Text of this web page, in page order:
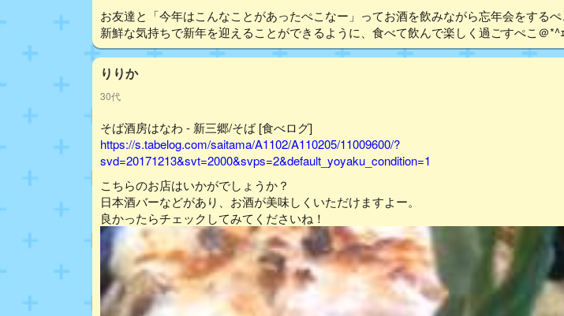
お友達と「今年はこんなことがあったぺこなー」ってお酒を飲みながら忘年会をするぺ
新鮮な気持ちで新年を迎えることができるように、食べて飲んで楽しく過ごすぺこ＠
りりか
30代
そば酒房はなわ - 新三郷/そば [食べログ]
https://s.tabelog.com/saitama/A1102/A110205/11009600/?
svd=20171213&svt=2000&svps=2&default_yoyaku_condition=1
こちらのお店はいかがでしょうか？
日本酒バーなどがあり、お酒が美味しくいただけますよー。
良かったらチェックしてみてくださいね！